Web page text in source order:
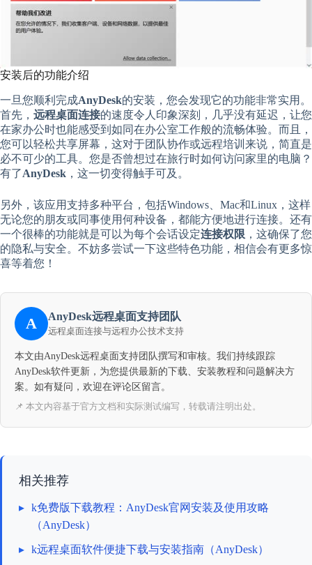
安装后的功能介绍
一旦您顺利完成AnyDesk的安装，您会发现它的功能非常实用。
首先， 远程桌面连接的速度令人印象深刻，几乎没有延迟，让您
在家办公时也能感受到如同在办公室工作般的流畅体验。而且，
您可以轻松共享屏幕，这对于团队协作或远程培训来说，简直是
必不可少的工具。您是否曾想过在旅行时如何访问家里的电脑？
有了AnyDesk ，这一切变得触手可及。
另外，该应用支持多种平台，包括Windows、Mac和Linux，这样
无论您的朋友或同事使用何种设备，都能方便地进行连接。还有
一个很棒的功能就是可以为每个会话设定连接权限 ，这确保了您
的隐私与安全。不妨多尝试一下这些特色功能，相信会有更多惊
喜等着您！
A AnyDesk远程桌面支持团队
远程桌面连接与远程办公技术支持
本文由AnyDesk远程桌面支持团队撰写和审核。我们持续跟踪
AnyDesk软件更新，为您提供最新的下载、安装教程和问题解决方
案。如有疑问，欢迎在评论区留言。
📌 本文内容基于官方文档和实际测试编写，转载请注明出处。
相关推荐
▸ k免费版下载教程：AnyDesk官网安装及使用攻略
（AnyDesk）
▸ k远程桌面软件便捷下载与安装指南（AnyDesk）